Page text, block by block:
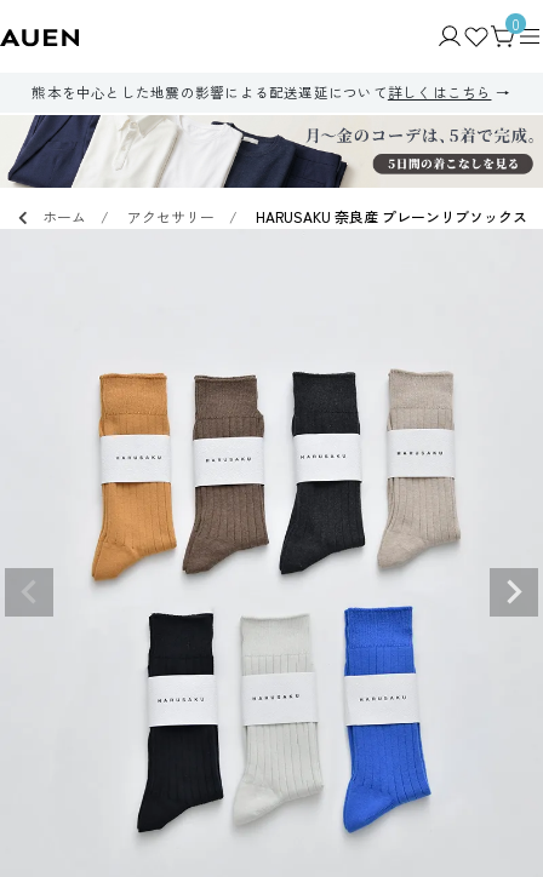
0
熊本を中心とした地震の影響による配送遅延について詳しくはこちら
ホーム アクセサリー HARUSAKU 奈良産 プレーンリブソックス